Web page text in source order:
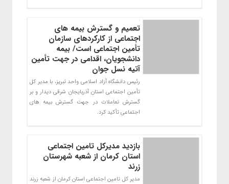
تعمیم و گسترش بیمه های
اجتماعی از کارکردهای سازمان
تأمین اجتماعی است/ بیمه
دانشجویان، اقدامی در جهت تأمین
آتیه نسل جوان
رئیس دانشگاه آزاد اسلامی واحد تبریز، با مدیر کل
تأمین اجتماعی استان آذربایجان شرقی دیدار و بر
گسترش تعاملات در جهت گسترش بیمه های
اجتماعی تأکید کرد.
بازدید مدیرکل تامین اجتماعی
استان کرمان از شعبه شهرستان
زرند
مدیر کل تامین اجتماعی استان کرمان از شعبه زرند